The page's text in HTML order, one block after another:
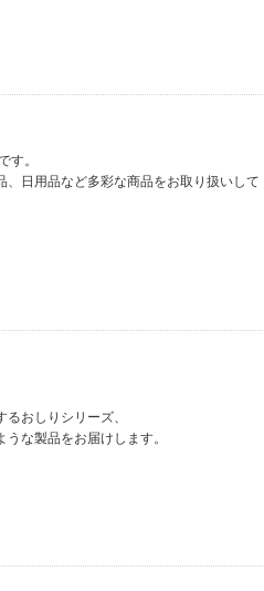
す。
日用品など多彩な商品をお取り扱いして
おしりシリーズ、
な製品をお届けします。